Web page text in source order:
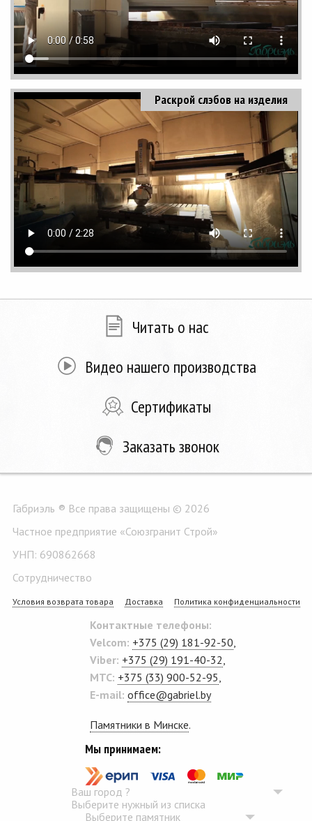
Раскрой слэбов на изделия
Читать о нас
Видео нашего производства
Сертификаты
Заказать звонок
Габриэль ® Все права защищены © 2026
Частное предприятие «Союзгранит Строй»
УНП: 690862668
Сотрудничество
Условия возврата товара Доставка Политика конфиденциальности
Контактные телефоны:
Velcom: +375 (29) 181-92-50
Viber: +375 (29) 191-40-32
MTC: +375 (33) 900-52-95
E-mail: office@gabriel.by
Памятники в Минске.
Мы принимаем:
Ваш город ?
Выберите нужный из списка
Выберите памятник